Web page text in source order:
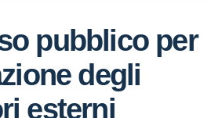
pubblico per
degli
esterni